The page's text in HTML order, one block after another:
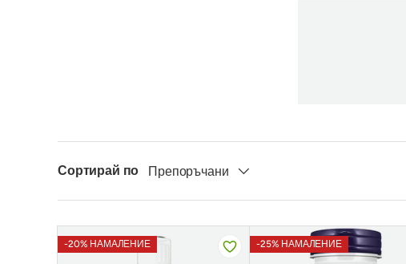
Сортирай по Препоръчани
-20% НАМАЛЕНИЕ -25% НАМАЛЕНИЕ